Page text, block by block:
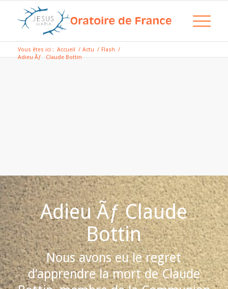
Vous êtes ici : Accueil / Actu / Flash /
Adieu Ãƒ Claude Bottin
Adieu Ãƒ Claude
Bottin
Nous avons eu le regret
d’apprendre la mort de Claude